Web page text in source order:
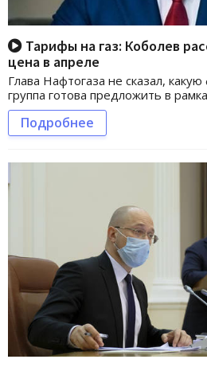
Тарифы на газ: Коболев
цена в апреле
Глава Нафтогаза не сказал,
группа готова предложить в
Подробнее